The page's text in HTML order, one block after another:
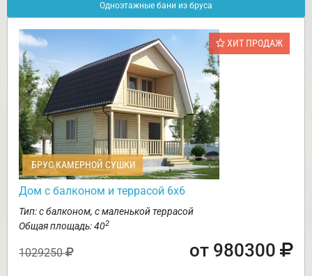
Одноэтажные бани из бруса
ХИТ ПРОДАЖ
БРУС КАМЕРНОЙ СУШКИ
Дом с балконом и террасой 6х6
Тип: с балконом, с маленькой террасой
Общая площадь: 402
1029250 от 980300